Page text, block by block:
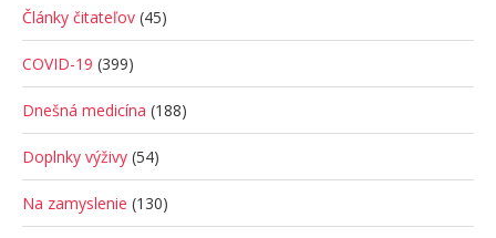
Články čitateľov (45)
COVID-19 (399)
Dnešná medicína (188)
Doplnky výživy (54)
Na zamyslenie (130)